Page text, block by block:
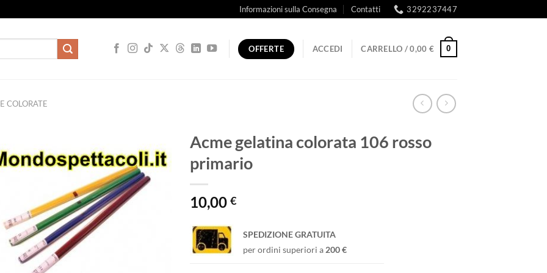
Informazioni sulla Consegna Contatti 3292237447
OFFERTE ACCEDI CARRELLO /0,00 € 0
COLORATE
Acme gelatina colorata 106 rosso
primario
10,00€
SPEDIZIONE GRATUITA
per ordini superiori a 200 €